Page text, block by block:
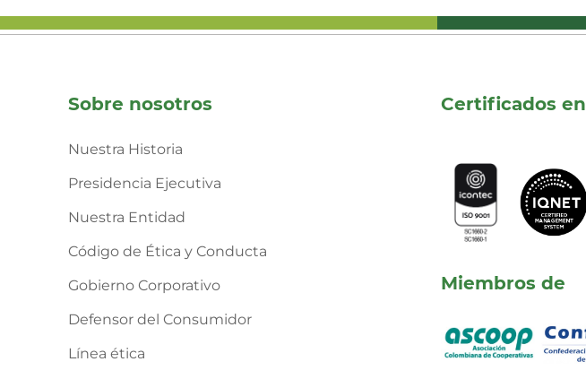
Sobre nosotros
Nuestra Historia
Presidencia Ejecutiva
Nuestra Entidad
Código de Ética y Conducta
Gobierno Corporativo
Defensor del Consumidor
Línea ética
Certificados en
Miembros de